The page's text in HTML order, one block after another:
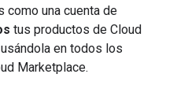
como una cuenta de
tus productos de Cloud
en todos los
Marketplace.